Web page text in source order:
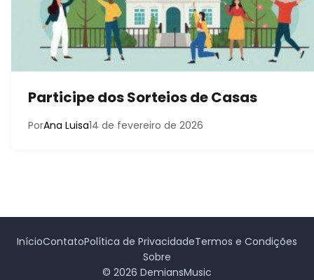
Participe dos Sorteios de Casas
PorAna Luisa14 de fevereiro de 2026
InícioContatoPolítica de PrivacidadeTermos e Condições
Sobre
© 2026 DemiansMusic